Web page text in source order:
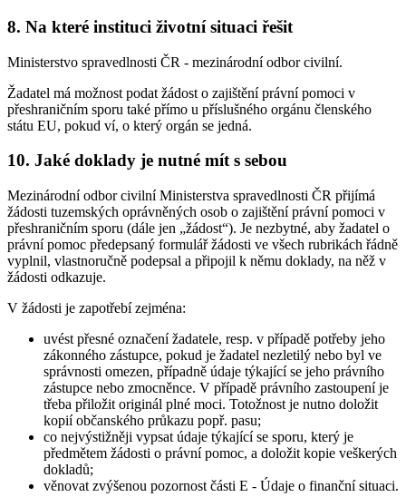
8. Na které instituci životní situaci řešit
Ministerstvo spravedlnosti ČR - mezinárodní odbor civilní.
Žadatel má možnost podat žádost o zajištění právní pomoci v
přeshraničním sporu také přímo u příslušného orgánu členského
státu EU, pokud ví, o který orgán se jedná.
10. Jaké doklady je nutné mít s sebou
Mezinárodní odbor civilní Ministerstva spravedlnosti ČR přijímá
žádosti tuzemských oprávněných osob o zajištění právní pomoci v
přeshraničním sporu (dále jen „žádost“). Je nezbytné, aby žadatel o
právní pomoc předepsaný formulář žádosti ve všech rubrikách řádně
vyplnil, vlastnoručně podepsal a připojil k němu doklady, na něž v
žádosti odkazuje.
V žádosti je zapotřebí zejména:
uvést přesné označení žadatele, resp. v případě potřeby jeho
zákonného zástupce, pokud je žadatel nezletilý nebo byl ve
správnosti omezen, případně údaje týkající se jeho právního
zástupce nebo zmocněnce. V případě právního zastoupení je
třeba přiložit originál plné moci. Totožnost je nutno doložit
kopií občanského průkazu popř. pasu;
co nejvýstižněji vypsat údaje týkající se sporu, který je
předmětem žádosti o právní pomoc, a doložit kopie veškerých
dokladů;
věnovat zvýšenou pozornost části E - Údaje o finanční situaci.